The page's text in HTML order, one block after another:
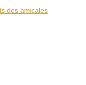
des amicales